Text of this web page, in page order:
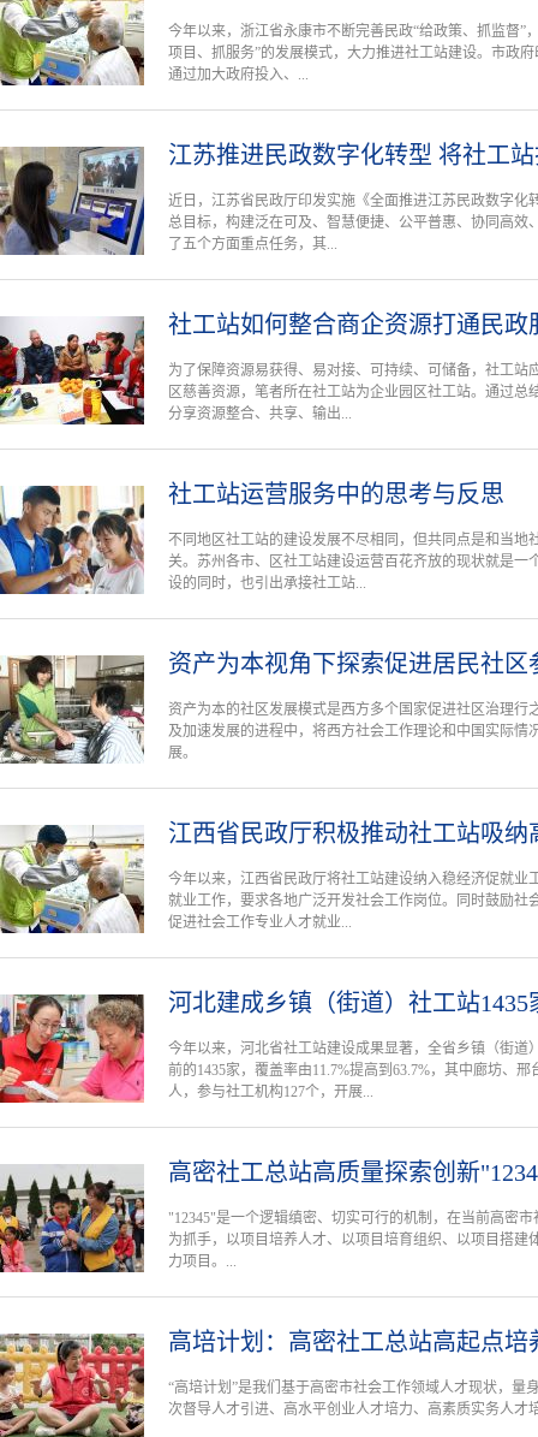
今年以来，浙江省永康市不断完善民政“给政策、抓监督”
项目、抓服务”的发展模式，大力推进社工站建设。市政
通过加大政府投入、...
江苏推进民政数字化转型 将社工
近日，江苏省民政厅印发实施《全面推进江苏民政数字化
总目标，构建泛在可及、智慧便捷、公平普惠、协同高效
了五个方面重点任务，其...
社工站如何整合商企资源打通民政
为了保障资源易获得、易对接、可持续、可储备，社工站
区慈善资源，笔者所在社工站为企业园区社工站。通过
分享资源整合、共享、输出...
社工站运营服务中的思考与反思
不同地区社工站的建设发展不尽相同，但共同点是和当地
关。苏州各市、区社工站建设运营百花齐放的现状就是一
设的同时，也引出承接社工站...
资产为本视角下探索促进居民社
资产为本的社区发展模式是西方多个国家促进社区治理行
及加速发展的进程中，将西方社会工作理论和中国实际情
展。
江西省民政厅积极推动社工站吸纳
今年以来，江西省民政厅将社工站建设纳入稳经济促就业
就业工作，要求各地广泛开发社会工作岗位。同时鼓励社
促进社会工作专业人才就业...
河北建成乡镇（街道）社工站1435
今年以来，河北省社工站建设成果显著，全省乡镇（街道
前的1435家，覆盖率由11.7%提高到63.7%，其中廊坊、
人，参与社工机构127个，开展...
高密社工总站高质量探索创新
"12345"是一个逻辑缜密、切实可行的机制，在当前高密
为抓手，以项目培养人才、以项目培育组织、以项目搭建
力项目。...
高培计划：高密社工总站高起点培
“高培计划”是我们基于高密市社会工作领域人才现状，量
次督导人才引进、高水平创业人才培力、高素质实务人才